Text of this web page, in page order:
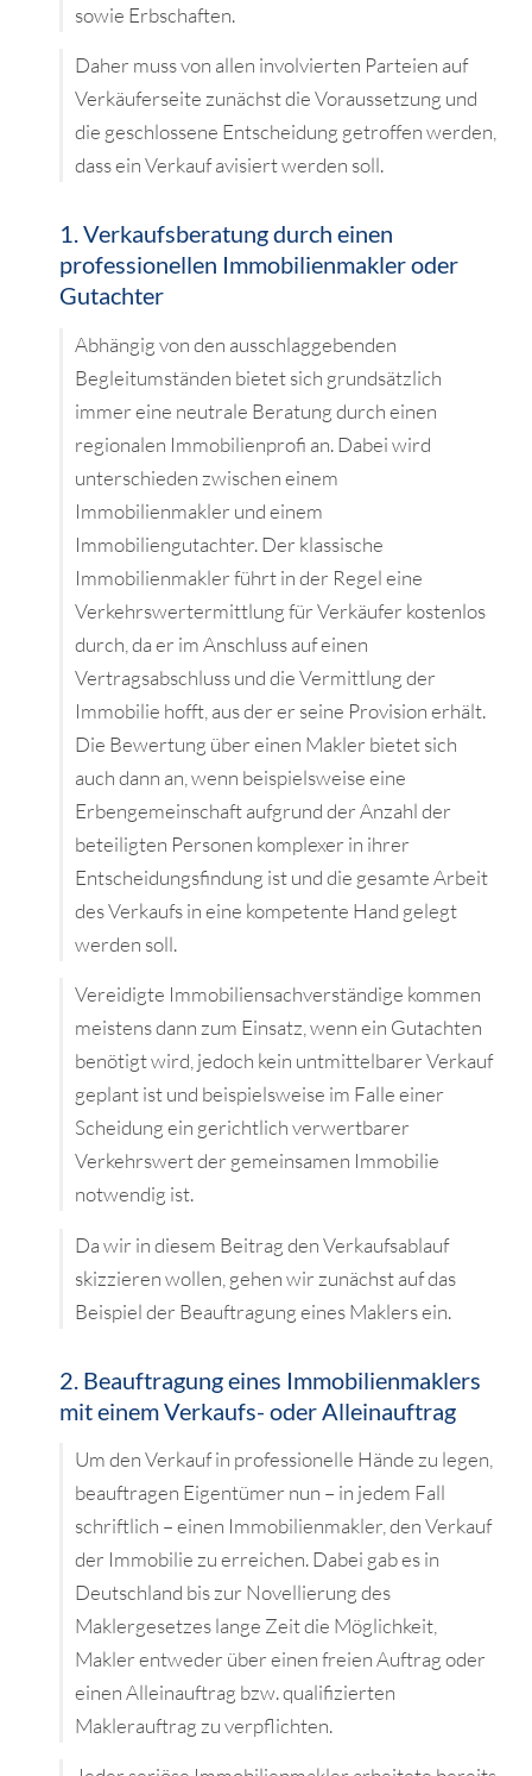
sowie Erbschaften.
Daher muss von allen involvierten Parteien auf
Verkäuferseite zunächst die Voraussetzung und
die geschlossene Entscheidung getroffen werden,
dass ein Verkauf avisiert werden soll.
1. Verkaufsberatung durch einen
professionellen Immobilienmakler oder
Gutachter
Abhängig von den ausschlaggebenden
Begleitumständen bietet sich grundsätzlich
immer eine neutrale Beratung durch einen
regionalen Immobilienprofi an. Dabei wird
unterschieden zwischen einem
Immobilienmakler und einem
Immobiliengutachter. Der klassische
Immobilienmakler führt in der Regel eine
Verkehrswertermittlung für Verkäufer kostenlos
durch, da er im Anschluss auf einen
Vertragsabschluss und die Vermittlung der
Immobilie hofft, aus der er seine Provision erhält.
Die Bewertung über einen Makler bietet sich
auch dann an, wenn beispielsweise eine
Erbengemeinschaft aufgrund der Anzahl der
beteiligten Personen komplexer in ihrer
Entscheidungsfindung ist und die gesamte Arbeit
des Verkaufs in eine kompetente Hand gelegt
werden soll.
Vereidigte Immobiliensachverständige kommen
meistens dann zum Einsatz, wenn ein Gutachten
benötigt wird, jedoch kein untmittelbarer Verkauf
geplant ist und beispielsweise im Falle einer
Scheidung ein gerichtlich verwertbarer
Verkehrswert der gemeinsamen Immobilie
notwendig ist.
Da wir in diesem Beitrag den Verkaufsablauf
skizzieren wollen, gehen wir zunächst auf das
Beispiel der Beauftragung eines Maklers ein.
2. Beauftragung eines Immobilienmaklers
mit einem Verkaufs- oder Alleinauftrag
Um den Verkauf in professionelle Hände zu legen,
beauftragen Eigentümer nun – in jedem Fall
schriftlich – einen Immobilienmakler, den Verkauf
der Immobilie zu erreichen. Dabei gab es in
Deutschland bis zur Novellierung des
Maklergesetzes lange Zeit die Möglichkeit,
Makler entweder über einen freien Auftrag oder
einen Alleinauftrag bzw. qualifizierten
Maklerauftrag zu verpflichten.